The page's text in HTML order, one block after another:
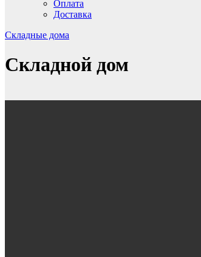
Оплата
Доставка
Складные дома
Складной дом